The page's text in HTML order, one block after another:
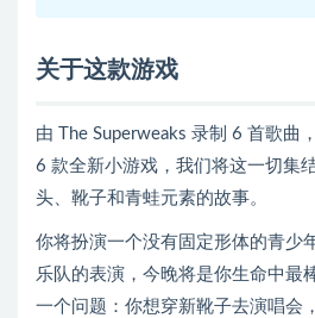
关于这款游戏
由 The Superweaks 录制 6 首歌曲
6 款全新小游戏，我们将这一切集
头、靴子和青蛙元素的故事。
你将扮演一个没有固定形体的青少
乐队的表演，今晚将是你生命中最
一个问题：你想穿新靴子去演唱会